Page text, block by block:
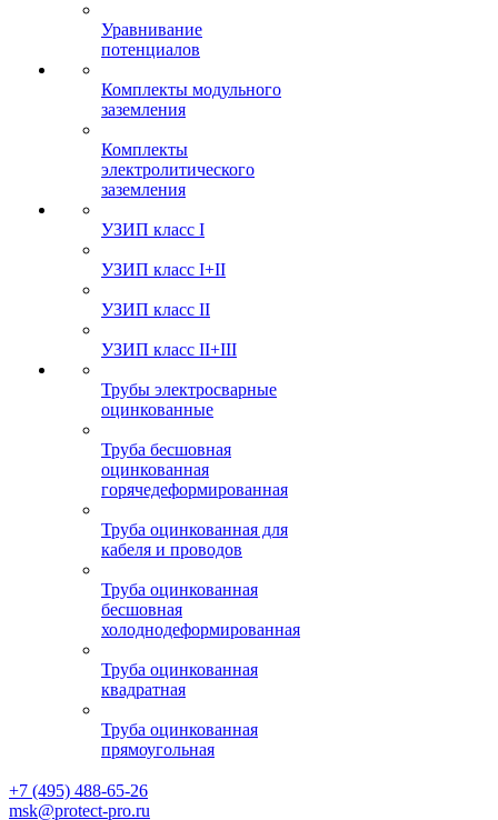
Уравнивание
потенциалов
Комплекты модульного
заземления
Комплекты
электролитического
заземления
УЗИП класс I
УЗИП класс I+II
УЗИП класс II
УЗИП класс II+III
Трубы электросварные
оцинкованные
Труба бесшовная
оцинкованная
горячедеформированная
Труба оцинкованная для
кабеля и проводов
Труба оцинкованная
бесшовная
холоднодеформированная
Труба оцинкованная
квадратная
Труба оцинкованная
прямоугольная
+7 (495) 488-65-26
msk@protect-pro.ru